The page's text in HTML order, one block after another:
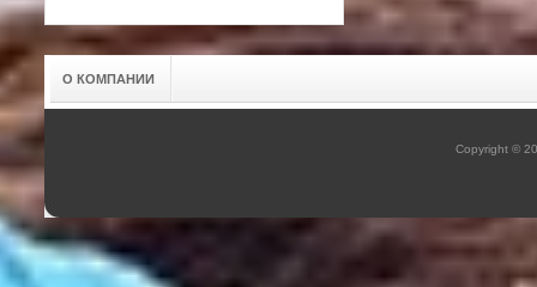
О КОМПАНИИ
Copyright ©